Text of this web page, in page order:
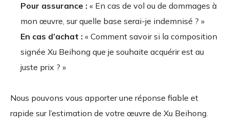
Pour assurance : « En cas de vol ou de dommages à
mon œuvre, sur quelle base serai-je indemnisé ? »
En cas d’achat : « Comment savoir si la composition
signée Xu Beihong que je souhaite acquérir est au
juste prix ? »
Nous pouvons vous apporter une réponse fiable et
rapide sur l’estimation de votre œuvre de Xu Beihong.